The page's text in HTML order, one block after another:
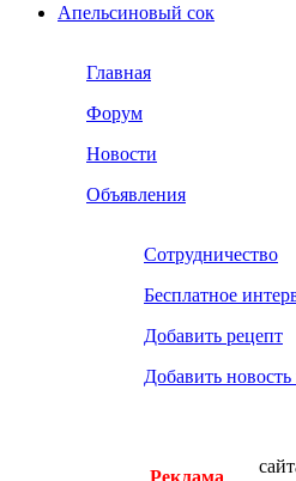
Апельсиновый сок
Главная
Форум
Новости
Объявления
Сотрудничество
Бесплатное
Добавить рецепт
Добавить новость
Реклама